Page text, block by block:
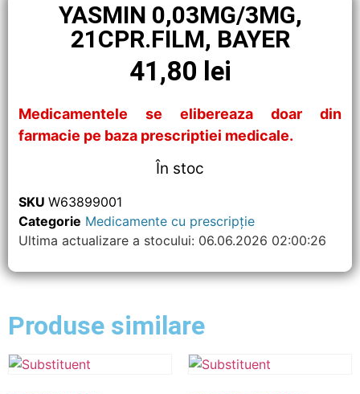
YASMIN 0,03MG/3MG,
21CPR.FILM, BAYER
41,80 lei
Medicamentele se elibereaza doar din
farmacie pe baza prescriptiei medicale.
În stoc
SKU W63899001
Categorie Medicamente cu prescripție
Ultima actualizare a stocului: 06.06.2026 02:00:26
Produse similare